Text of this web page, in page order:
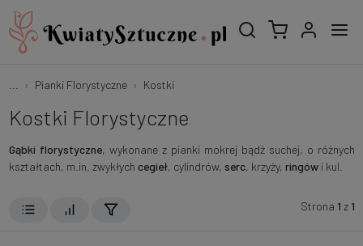
Pianki Florystyczne Kostki
Kostki Florystyczne
Gąbki florystyczne, wykonane z pianki mokrej bądź suchej, o różnych
kształtach, m.in. zwykłych cegieł, cylindrów, serc, krzyży, ringówi kul.
Strona 1 z 1